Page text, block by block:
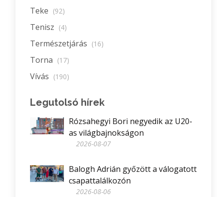
Teke (92)
Tenisz (4)
Természetjárás (16)
Torna (17)
Vívás (190)
Legutolsó hírek
Rózsahegyi Bori negyedik az U20-
as világbajnokságon
2026-08-07
Balogh Adrián győzött a válogatott
csapattalálkozón
2026-08-06